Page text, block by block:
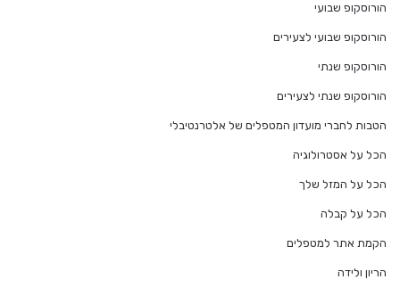
הורוסקופ שבועי
הורוסקופ שבועי לצעירים
הורוסקופ שנתי
הורוסקופ שנתי לצעירים
הטבות לחברי מועדון המטפלים של אלטרנטיבלי
הכל על אסטרולוגיה
הכל על המזל שלך
הכל על קבלה
הקמת אתר למטפלים
הריון ולידה